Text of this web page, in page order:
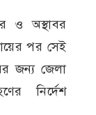
ও অস্থাবর
পর সেই
জন্য জেলা
নির্দেশ